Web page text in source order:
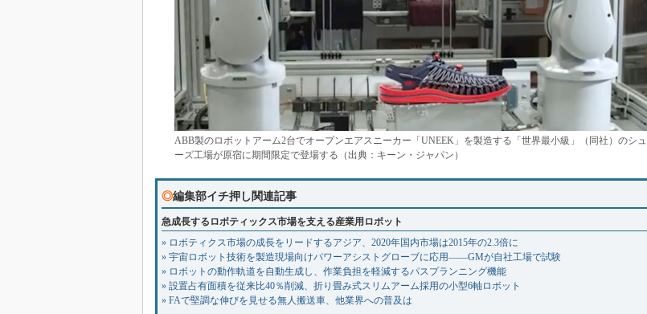
ABB製のロボットアーム2台でオープンエアスニーカー「UNEEK」を製造する「世界最小級」（同社）のシュ
ーズ工場が原宿に期間限定で登場する（出典：キーン・ジャパン）
◎編集部イチ押し関連記事
急成長するロボティックス市場を支える産業用ロボット
» ロボティクス市場の成長をリードするアジア、2020年国内市場は2015年の2.3倍に
» 宇宙ロボット技術を製造現場向けパワーアシストグローブに応用――GMが自社工場で試験
» ロボットの動作軌道を自動生成し、作業負担を軽減するパスプランニング機能
» 設置占有面積を従来比40％削減、折り畳み式スリムアーム採用の小型6軸ロボット
» FAで堅調な伸びを見せる無人搬送車、他業界への普及は